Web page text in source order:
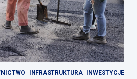
INFRASTRUKTURA INWESTYCJE